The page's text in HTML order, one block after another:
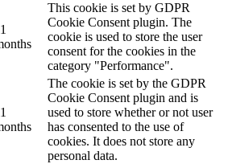
This cookie is set by GDPR
Cookie Consent plugin. The
cookie is used to store the user
consent for the cookies in the
category "Performance".
The cookie is set by the GDPR
Cookie Consent plugin and is
used to store whether or not user
has consented to the use of
cookies. It does not store any
personal data.